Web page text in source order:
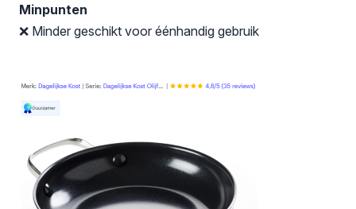
Minpunten
❌ Minder geschikt voor éénhandig gebruik